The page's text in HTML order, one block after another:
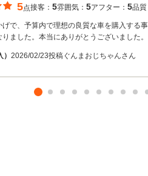
5点接客： 5雰囲気： 5アフター： 5品質
で、予算内で理想の良質な車を購入する
りました。本当にありがとうございました
2026/02/23投稿ぐんまおじちゃんさん